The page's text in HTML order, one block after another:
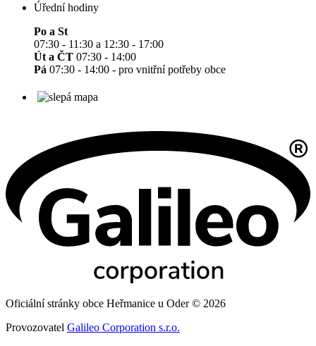
Úřední hodiny
Po a St
07:30 - 11:30 a 12:30 - 17:00
Út a ČT 07:30 - 14:00
Pá 07:30 - 14:00 - pro vnitřní potřeby obce
Oficiální stránky obce Heřmanice u Oder © 2026
Provozovatel Galileo Corporation s.r.o.